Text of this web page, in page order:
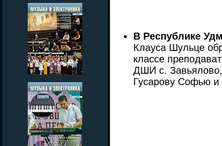
В Республике
Клауса Шульце
классе
ДШИ с.
Гусарову Софью и